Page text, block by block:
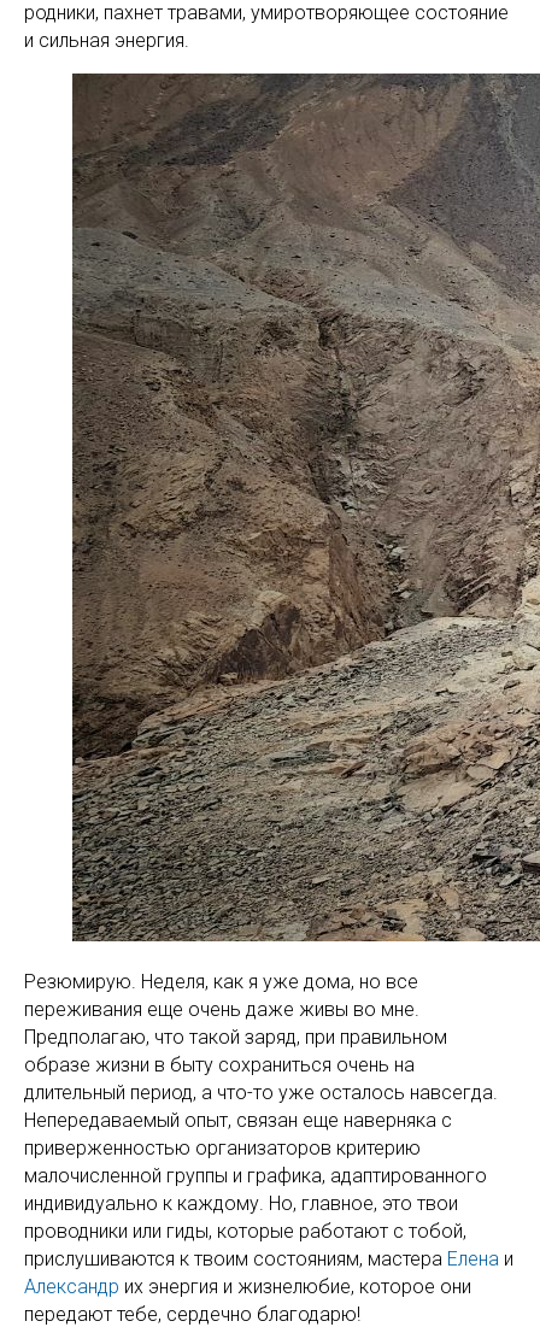
родники, пахнет травами, умиротворяющее состояние
и сильная энергия.
Резюмирую. Неделя, как я уже дома, но все
переживания еще очень даже живы во мне.
Предполагаю, что такой заряд, при правильном
образе жизни в быту сохраниться очень на
длительный период, а что-то уже осталось навсегда.
Непередаваемый опыт, связан еще наверняка с
приверженностью организаторов критерию
малочисленной группы и графика, адаптированного
индивидуально к каждому. Но, главное, это твои
проводники или гиды, которые работают с тобой,
прислушиваются к твоим состояниям, мастера Елена и
Александр их энергия и жизнелюбие, которое они
передают тебе, сердечно благодарю!